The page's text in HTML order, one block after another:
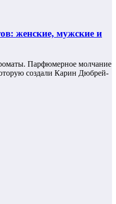
женские, мужские и
Парфюмерное молчание
создали Карин Дюбрей-